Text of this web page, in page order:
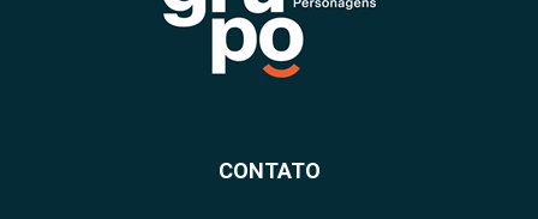
CONTATO